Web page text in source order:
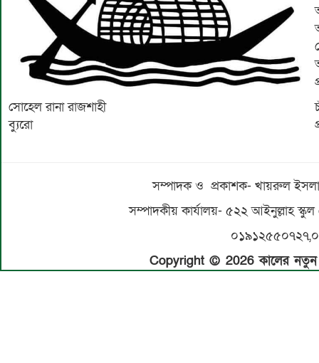
সোহেল রানা রাজশাহী
ব্যুরো
সম্পাদক ও প্রকাশক- খায়রুল
সম্পাদকীয় কার্যালয়- ৫২২ আইনুল্লাহ
Copyright © 2026 কালের